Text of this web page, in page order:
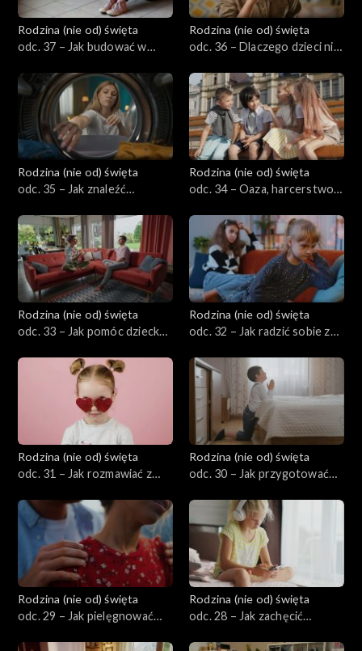
Rodzina (nie od) święta
odc. 37 – Jak budować w
w świecie hejtu i obojętności
Rodzina (nie od) święta
odc. 36 – Dlaczego dzieci nie
wszystkiego – i jak to
zmienić?
Rodzina (nie od) święta
odc. 35 – Jak znaleźć
rodzicielstwem,
małżeństwem a pędem życia?
Rodzina (nie od) święta
odc. 34 – Oaza, harcerstwo,
w Duchu Świętym – gdzie
wysłać dzieci?
Rodzina (nie od) święta
odc. 33 – Jak pomóc dziecku
tożsamości w okresie
dorastania?
Rodzina (nie od) święta
odc. 32 – Jak radzić sobie z
rodzeństwem?
Rodzina (nie od) święta
odc. 31 – Jak rozmawiać z
małżeństwie i powołaniu?
Rodzina (nie od) święta
odc. 30 – Jak przygotować
wydarzeniach religijnych i
sakramentach?
Rodzina (nie od) święta
odc. 29 – Jak pielęgnować
Rodzina (nie od) święta
odc. 28 – Jak zachęcić